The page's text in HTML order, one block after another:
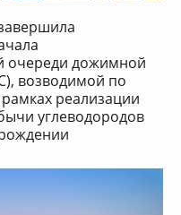
очереди дожимной
возводимой по
реализации
углеводородов